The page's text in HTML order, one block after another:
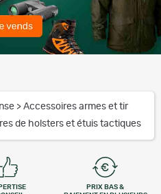
> Accessoires armes et tir
de holsters et étuis tactiques
PRIX BAS &